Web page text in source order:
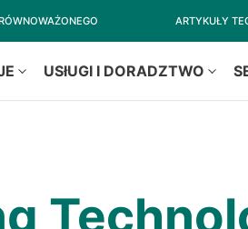
ARTYKUŁY
USłUGI I DORADZTWO